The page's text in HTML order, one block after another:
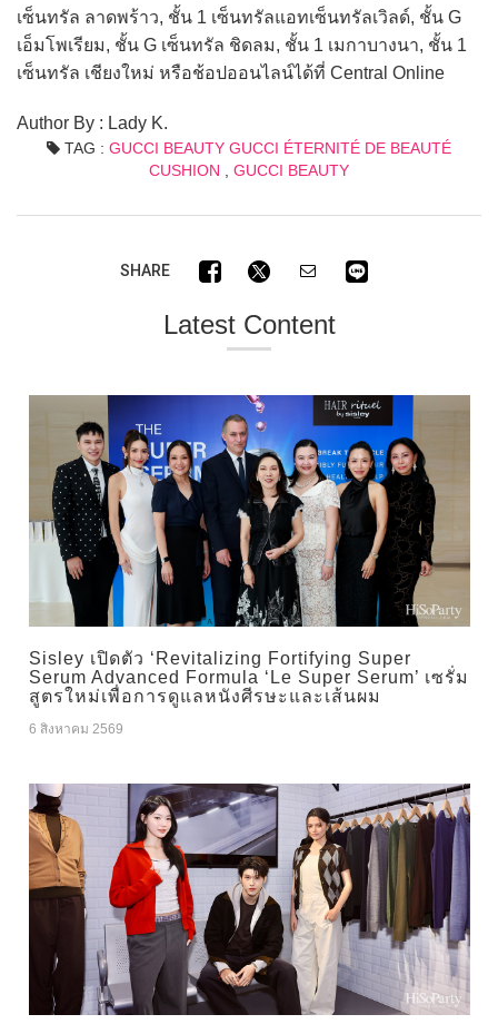
เซ็นทรัล ลาดพร้าว, ชั้น 1 เซ็นทรัลแอทเซ็นทรัลเวิลด์, ชั้น G
เอ็มโพเรียม, ชั้น G เซ็นทรัล ชิดลม, ชั้น 1 เมกาบางนา, ชั้น 1
เซ็นทรัล เชียงใหม่ หรือช้อปออนไลน์ได้ที่ Central Online
Author By : Lady K.
TAG : GUCCI BEAUTY GUCCI ÉTERNITÉ DE BEAUTÉ
CUSHION
GUCCI BEAUTY
SHARE
Latest Content
Sisley เปิดตัว ‘Revitalizing Fortifying Super
Serum Advanced Formula ‘Le Super Serum’ เซรั่ม
สูตรใหม่เพื่อการดูแลหนังศีรษะและเส้นผม
6 สิงหาคม 2569